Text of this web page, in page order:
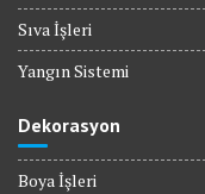
Sıva İşleri
Yangın Sistemi
Dekorasyon
Boya İşleri